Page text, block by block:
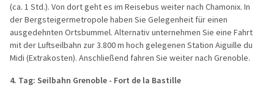
(ca. 1 Std.). Von dort geht es im Reisebus weiter nach Chamonix. In
der Bergsteigermetropole haben Sie Gelegenheit für einen
ausgedehnten Ortsbummel. Alternativ unternehmen Sie eine Fahrt
mit der Luftseilbahn zur 3.800 m hoch gelegenen Station Aiguille du
Midi (Extrakosten). Anschließend fahren Sie weiter nach Grenoble.
4. Tag: Seilbahn Grenoble - Fort de la Bastille